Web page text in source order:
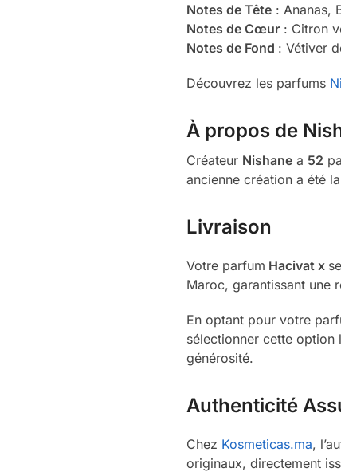
Notes de Tête: Ananas,
Notes de Cœur: Citron
Notes de Fond : Vétiver
Découvrez les parfums
À propos de
Créateur Nishanea 52
ancienne création a été
Livraison
Votre parfum Hacivat x
Maroc, garantissant une
En optant pour votre
sélectionner cette
générosité.
Authenticité
Chez Kosmeticas.ma,
originaux, directement